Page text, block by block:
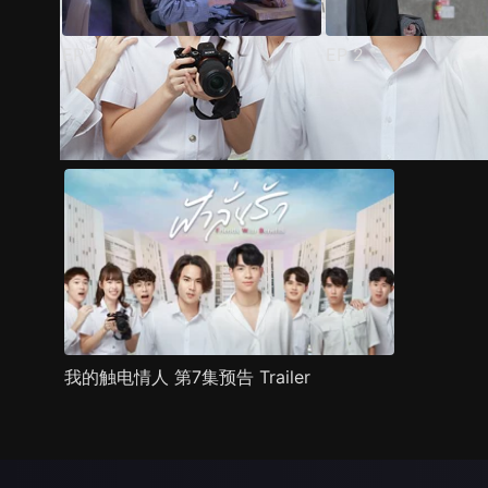
1 EP2
预告 剧照 推荐影片 剧情介绍
我的触电情人 第7集预告 Trailer